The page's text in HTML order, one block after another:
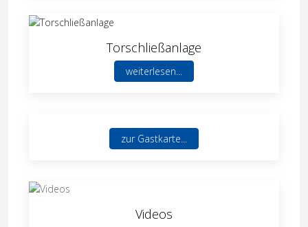
Torschließanlage
weiterlesen...
zur Gastkarte...
Videos